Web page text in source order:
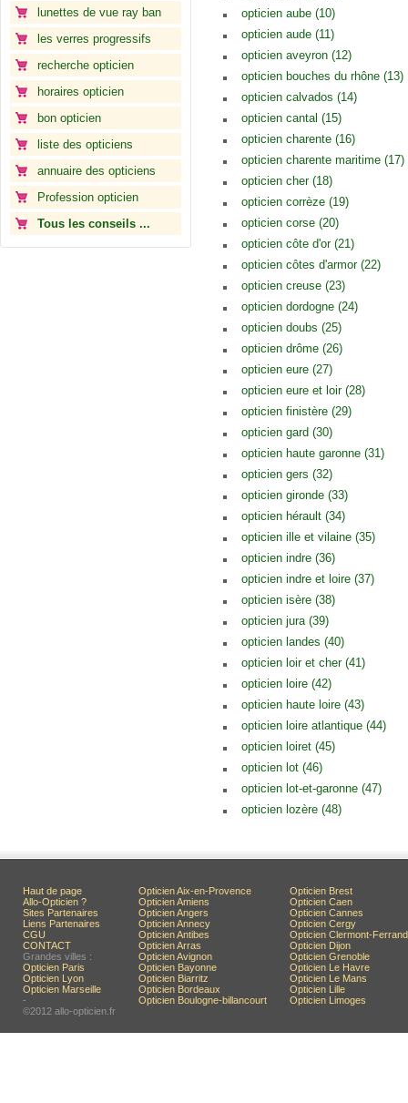
lunettes de vue ray ban
les verres progressifs
recherche opticien
horaires opticien
bon opticien
liste des opticiens
annuaire des opticiens
Profession opticien
Tous les conseils ...
opticien aube (10)
opticien aude (11)
opticien aveyron (12)
opticien bouches du rhône (13)
opticien calvados (14)
opticien cantal (15)
opticien charente (16)
opticien charente maritime (17)
opticien cher (18)
opticien corrèze (19)
opticien corse (20)
opticien côte d'or (21)
opticien côtes d'armor (22)
opticien creuse (23)
opticien dordogne (24)
opticien doubs (25)
opticien drôme (26)
opticien eure (27)
opticien eure et loir (28)
opticien finistère (29)
opticien gard (30)
opticien haute garonne (31)
opticien gers (32)
opticien gironde (33)
opticien hérault (34)
opticien ille et vilaine (35)
opticien indre (36)
opticien indre et loire (37)
opticien isère (38)
opticien jura (39)
opticien landes (40)
opticien loir et cher (41)
opticien loire (42)
opticien haute loire (43)
opticien loire atlantique (44)
opticien loiret (45)
opticien lot (46)
opticien lot-et-garonne (47)
opticien lozère (48)
Haut de page
Allo-Opticien ?
Sites Partenaires
Liens Partenaires
CGU
CONTACT
Grandes villes :
Opticien Paris
Opticien Lyon
Opticien Marseille
-
©2012 allo-opticien.fr
Opticien Aix-en-Provence
Opticien Amiens
Opticien Angers
Opticien Annecy
Opticien Antibes
Opticien Arras
Opticien Avignon
Opticien Bayonne
Opticien Biarritz
Opticien Bordeaux
Opticien Boulogne-billancourt
Opticien Brest
Opticien Caen
Opticien Cannes
Opticien Cergy
Opticien Clermont-Ferrand
Opticien Dijon
Opticien Grenoble
Opticien Le Havre
Opticien Le Mans
Opticien Lille
Opticien Limoges